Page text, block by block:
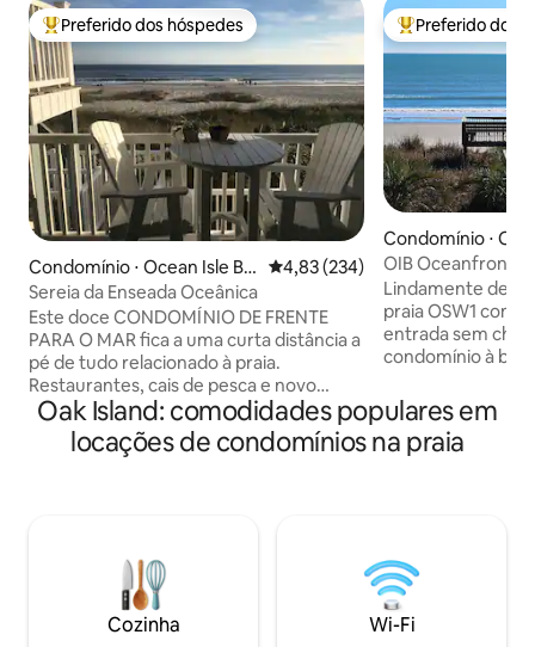
Entre os melhores preferidos dos hóspedes
Preferido dos hóspedes
Condomínio ⋅ Ocean Isle Be
ach
4,83 de uma avaliação média de
4,83 (234)
Sereia da Enseada Oceânica
Este doce CONDOMÍNIO DE FRENTE
PARA O MAR fica a uma curta distância a
pé de tudo relacionado à praia.
Restaurantes, cais de pesca e novo
parque recreativo para todas as idades!!
A unidade foi recentemente
remodelada. Adicionar um banheiro
solteiro completa, sofá-cama queen
size, cozinha completa, sala de estar,
área de jantar. Lençóis serão fornecidos
para todas as camas, exceto o sofá-
Entre os
Preferido dos
Condomínio ⋅
ach
OIB Oceanfront 3
com lençóis!
Lindamente
praia OSW1
entrada sem
condomínio à
unidade
totalmente
com todos os
estão disponíveis para sua conveniência.
Aluguéis
na temporada.
carrinhos de
Oak Island: comodidades populares em
locações de condomínios na praia
Cozinha Wi-Fi